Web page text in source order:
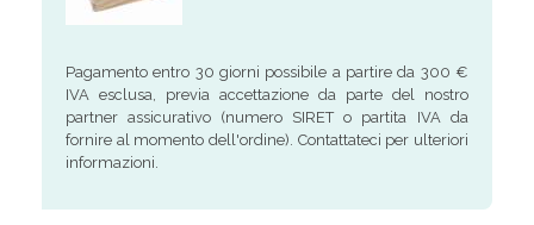
Pagamento entro 30 giorni possibile a partire da 300 €
IVA esclusa, previa accettazione da parte del nostro
partner assicurativo (numero SIRET o partita IVA da
fornire al momento dell'ordine). Contattateci per ulteriori
informazioni.